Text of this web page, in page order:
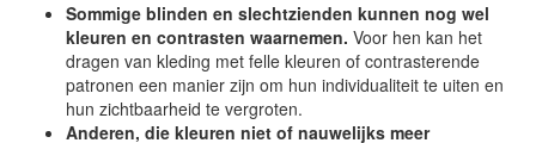
Sommige blinden en slechtzienden kunnen nog wel
kleuren en contrasten waarnemen. Voor hen kan het
dragen van kleding met felle kleuren of contrasterende
patronen een manier zijn om hun individualiteit te uiten en
hun zichtbaarheid te vergroten.
Anderen, die kleuren niet of nauwelijks meer